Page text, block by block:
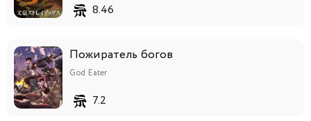
8.46
Пожиратель богов
God Eater
7.2